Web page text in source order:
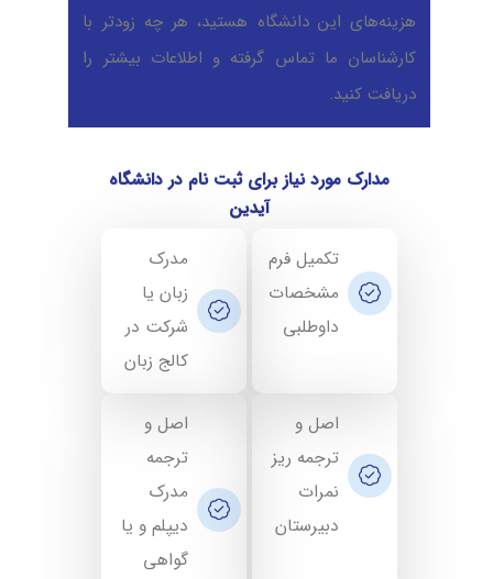
هزینه‌های این دانشگاه هستید، هر چه زودتر با
کارشناسان ما تماس گرفته و اطلاعات بیشتر را
دریافت کنید.
مدارک مورد نیاز برای ثبت نام در دانشگاه
آیدین
تکمیل فرم
مشخصات
داوطلبی
مدرک
زبان یا
شرکت در
کالج زبان
اصل و
ترجمه ریز
نمرات
دبیرستان
اصل و
ترجمه
مدرک
دیپلم و یا
گواهی